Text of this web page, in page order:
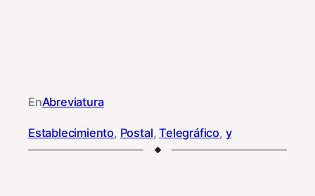
EnAbreviatura
Establecimiento, Postal, Telegráfico, y